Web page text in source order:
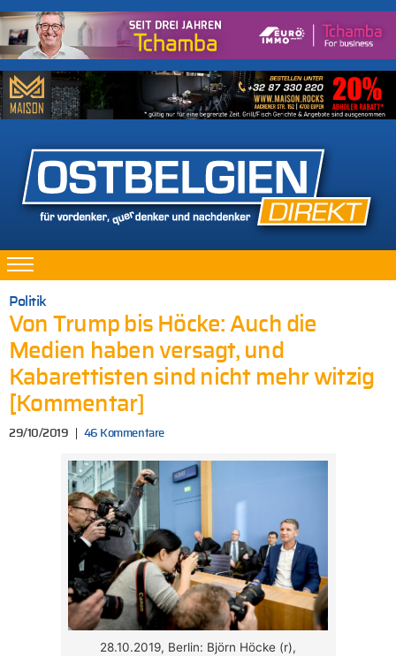
Politik
Von Trump bis Höcke: Auch die
Medien haben versagt, und
Kabarettisten sind nicht mehr witzig
[Kommentar]
29/10/2019 46 Kommentare
28.10.2019, Berlin: Björn Höcke (r),